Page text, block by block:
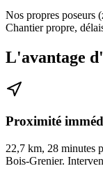
Nos propres poseurs
Chantier propre,
L'avantage
Proximité
22,7 km, 28 minutes
Bois-Grenier.